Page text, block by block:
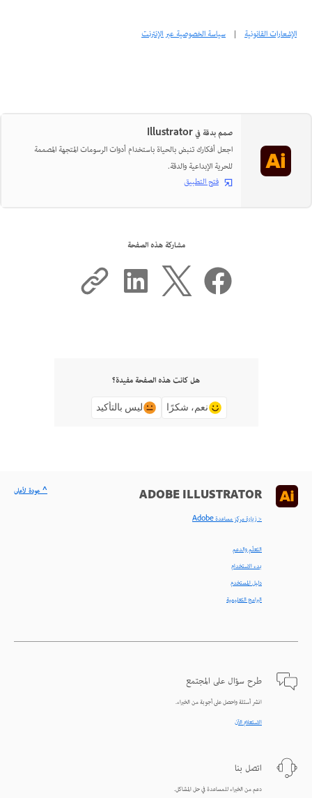
الإشعارات القانونية | سياسة الخصوصية عبر الإنترنت
صمم بدقة في Illustrator
اجعل أفكارك تنبض بالحياة باستخدام أدوات الرسومات المتجهة المصممة
للحرية الإبداعية والدقة.
فتح التطبيق
مشاركة هذه الصفحة
هل كانت هذه الصفحة مفيدة؟
نعم، شكرًا ليس بالتأكيد
ADOBE ILLUSTRATOR
< زيارة مركز مساعدة Adobe
التعلّم والدعم
بدء الاستخدام
دليل المستخدم
البرامج التعليمية
طرح سؤال على المجتمع
انشر أسئلة واحصل على أجوبة من الخبراء.
الاستعلام الآن
اتصل بنا
دعم من الخبراء للمساعدة في حل المشاكل.
^ عودة لأعلى